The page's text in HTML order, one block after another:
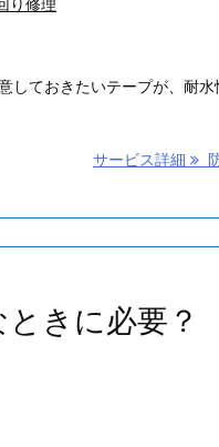
り修理
しておきたいテープが、耐
サービス詳細
きに必要？